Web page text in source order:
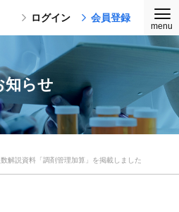
ログイン 会員登録
知らせ
解説資料「調剤管理加算」を掲載しました